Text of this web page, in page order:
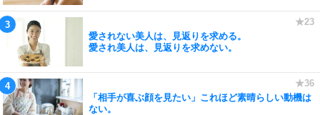
愛されない美人は、見返りを求める。
愛され美人は、見返りを求めない。
「相手が喜ぶ顔を見たい」これほど素晴らしい動機は
ない。